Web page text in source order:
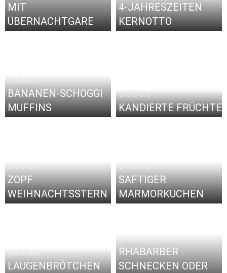
MIT
ÜBERNACHTGARE
4-JAHRESZEITEN
KERNOTTO
☆☆☆☆☆
BANANEN-SCHOGGI
MUFFINS
☆☆☆☆☆
KANDIERTE FRÜCHTE
☆☆☆☆☆
ZOPF
WEIHNACHTSSTERN
☆☆☆☆☆
SAFTIGER
MARMORKUCHEN
☆☆☆☆☆
LAUGENBRÖTCHEN
RHABARBER
SCHNECKEN ODER